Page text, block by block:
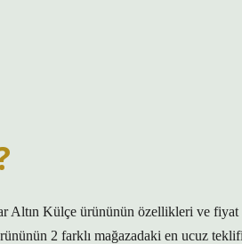
Altın Külçe ürününün özellikleri ve fiyat
2 farklı mağazadaki en ucuz